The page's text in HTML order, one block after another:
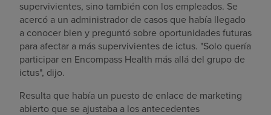
supervivientes, sino también con los empleados. Se
acercó a un administrador de casos que había llegado
a conocer bien y preguntó sobre oportunidades futuras
para afectar a más supervivientes de ictus. "Solo quería
participar en Encompass Health más allá del grupo de
ictus", dijo.
Resulta que había un puesto de enlace de marketing
abierto que se ajustaba a los antecedentes